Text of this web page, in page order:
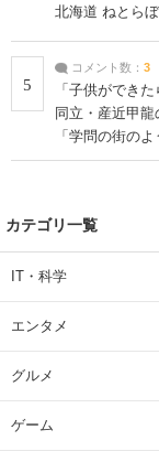
北海道 ねとら
5
コメント数： 3
「子供ができ
同立・産近甲
「学問の街の
| 大学 ねとらぼ
カテゴリ一覧
IT・科学
エンタメ
グルメ
ゲーム